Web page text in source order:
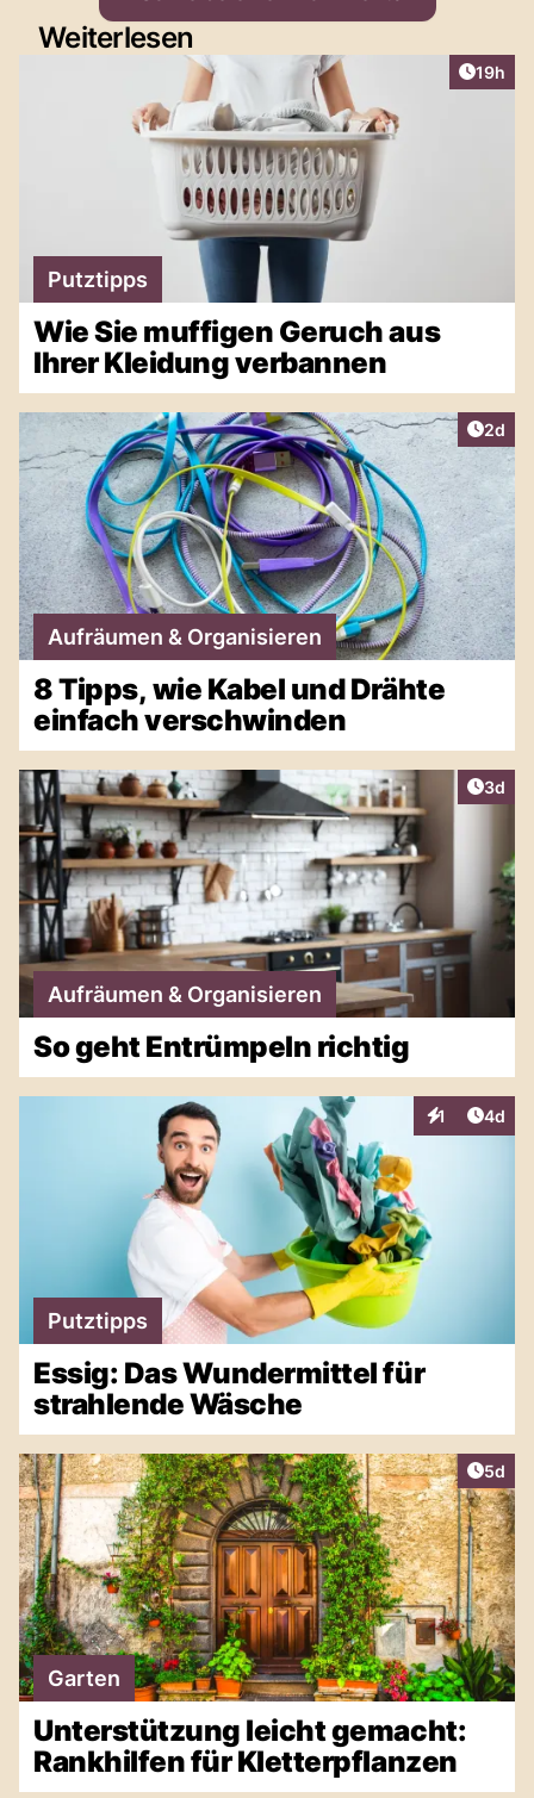
Weiterlesen
Artikel
19h
Putztipps
Wie Sie muffigen Geruch aus
Ihrer Kleidung verbannen
2d
Aufräumen & Organisieren
8 Tipps, wie Kabel und Drähte
einfach verschwinden
3d
Aufräumen & Organisieren
So geht Entrümpeln richtig
1
Interaktionen
4d
Putztipps
Essig: Das Wundermittel für
strahlende Wäsche
5d
Garten
Unterstützung leicht gemacht:
Rankhilfen für Kletterpflanzen